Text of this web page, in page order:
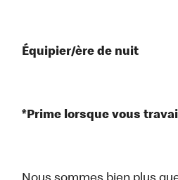
Équipier/ère de nuit
*Prime lorsque vous